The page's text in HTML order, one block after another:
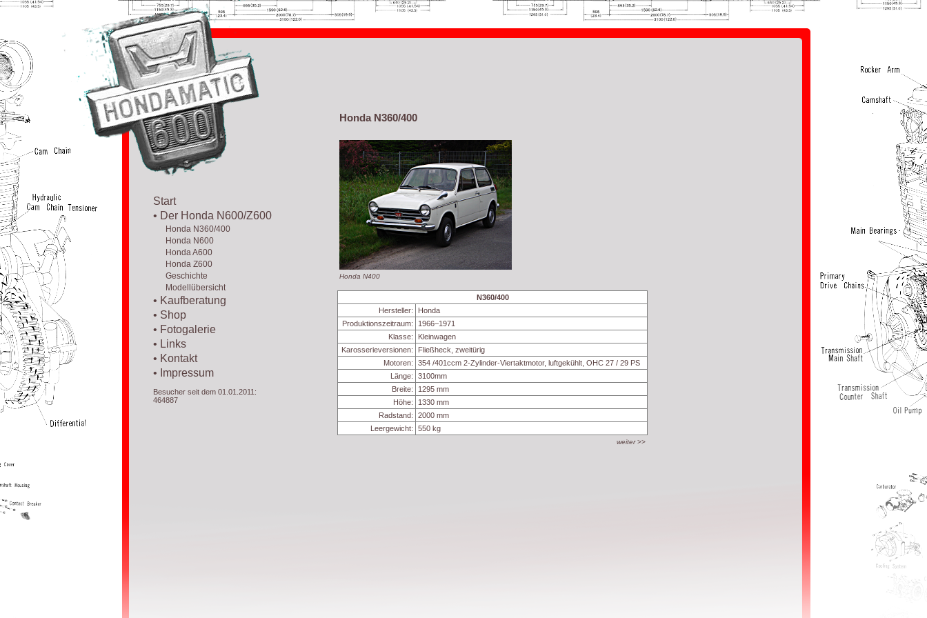
Start
• Der Honda N600/Z600
Honda N360/400
Honda N600
Honda A600
Honda Z600
Geschichte
Modellübersicht
• Kaufberatung
• Shop
• Fotogalerie
• Links
• Kontakt
• Impressum
Besucher seit dem 01.01.2011:
464887
Honda N360/400
Honda N400
N360/400
Hersteller:
Honda
Produktionszeitraum:
1966–1971
Klasse:
Kleinwagen
Karosserieversionen:
Fließheck, zweitürig
Motoren:
354 /401ccm 2-Zylinder-Viertaktmotor, luftgekühlt, OHC 27 / 29 PS
Länge:
3100mm
Breite:
1295 mm
Höhe:
1330 mm
Radstand:
2000 mm
Leergewicht:
550 kg
weiter>>